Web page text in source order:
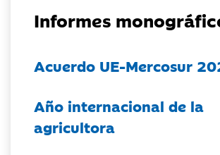
Informes
Acuerdo UE-Mercosur
Año internacional de la
agricultora